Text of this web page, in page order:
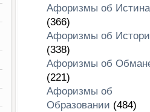
Афоризмы об
(366)
Афоризмы об
(338)
Афоризмы об
(221)
Афоризмы об
Образовании (484)